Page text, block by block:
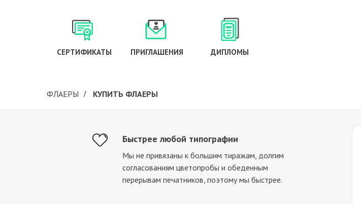
ДИПЛОМЫ
ПРИГЛАШЕНИЯ
СЕРТИФИКАТЫ
ФЛАЕРЫ / КУПИТЬ ФЛАЕРЫ
Быстрее любой типографии
Мы не привязаны к большим тиражам, долгим
согласованиям цветопробы и обеденным
перерывам печатников, поэтому мы быстрее.